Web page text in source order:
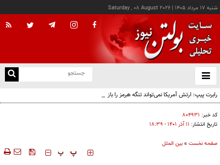
شنبه ۱۷ مرداد ۱۴۰۵ |
Saturday , 08 August 2026
باز
و
رابرت پیپ: ارتش آمریکا نمی‌تواند تنگه هرمز را باز کند
کد خبر: ۸۰۴۹۳۱
تاریخ انتشار: ۱۱ آذر ۱۴۰۱ - ۱۸:۳۹
صفحه نخست »بین الملل
‍‍‍ پ پ